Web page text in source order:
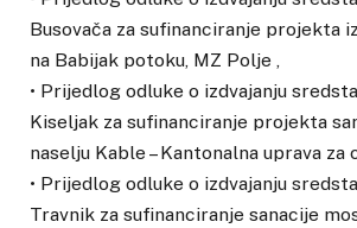
Busovača za sufinanciranje projekta
na Babijak potoku, MZ Polje ,
• Prijedlog odluke o izdvajanju
Kiseljak za sufinanciranje projekta
naselju Kable – Kantonalna uprava za
• Prijedlog odluke o izdvajanju
Travnik za sufinanciranje sanacije